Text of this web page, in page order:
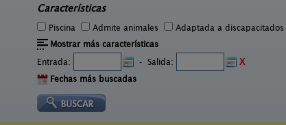
Características
Piscina Admite animales
Adaptada a discapacitados
Mostrar más características
Entrada:
- Salida:
X
Fechas más buscadas